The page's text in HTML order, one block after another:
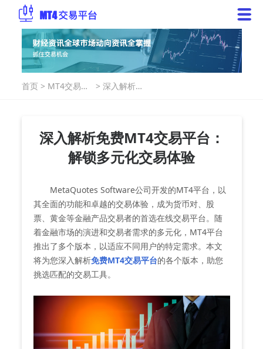
首页 > MT4交易指
> 深入解析免
体验
深入解析免费MT4交易平台：
解锁多元化交易体验
MetaQuotes Software公司开发的MT4平台，以
其全面的功能和卓越的交易体验，成为货币对、股
票、黄金等金融产品交易者的首选在线交易平台。随
着金融市场的演进和交易者需求的多元化，MT4平台
推出了多个版本，以适应不同用户的特定需求。本文
将为您深入解析免费MT4交易平台的各个版本，助您
挑选匹配的交易工具。